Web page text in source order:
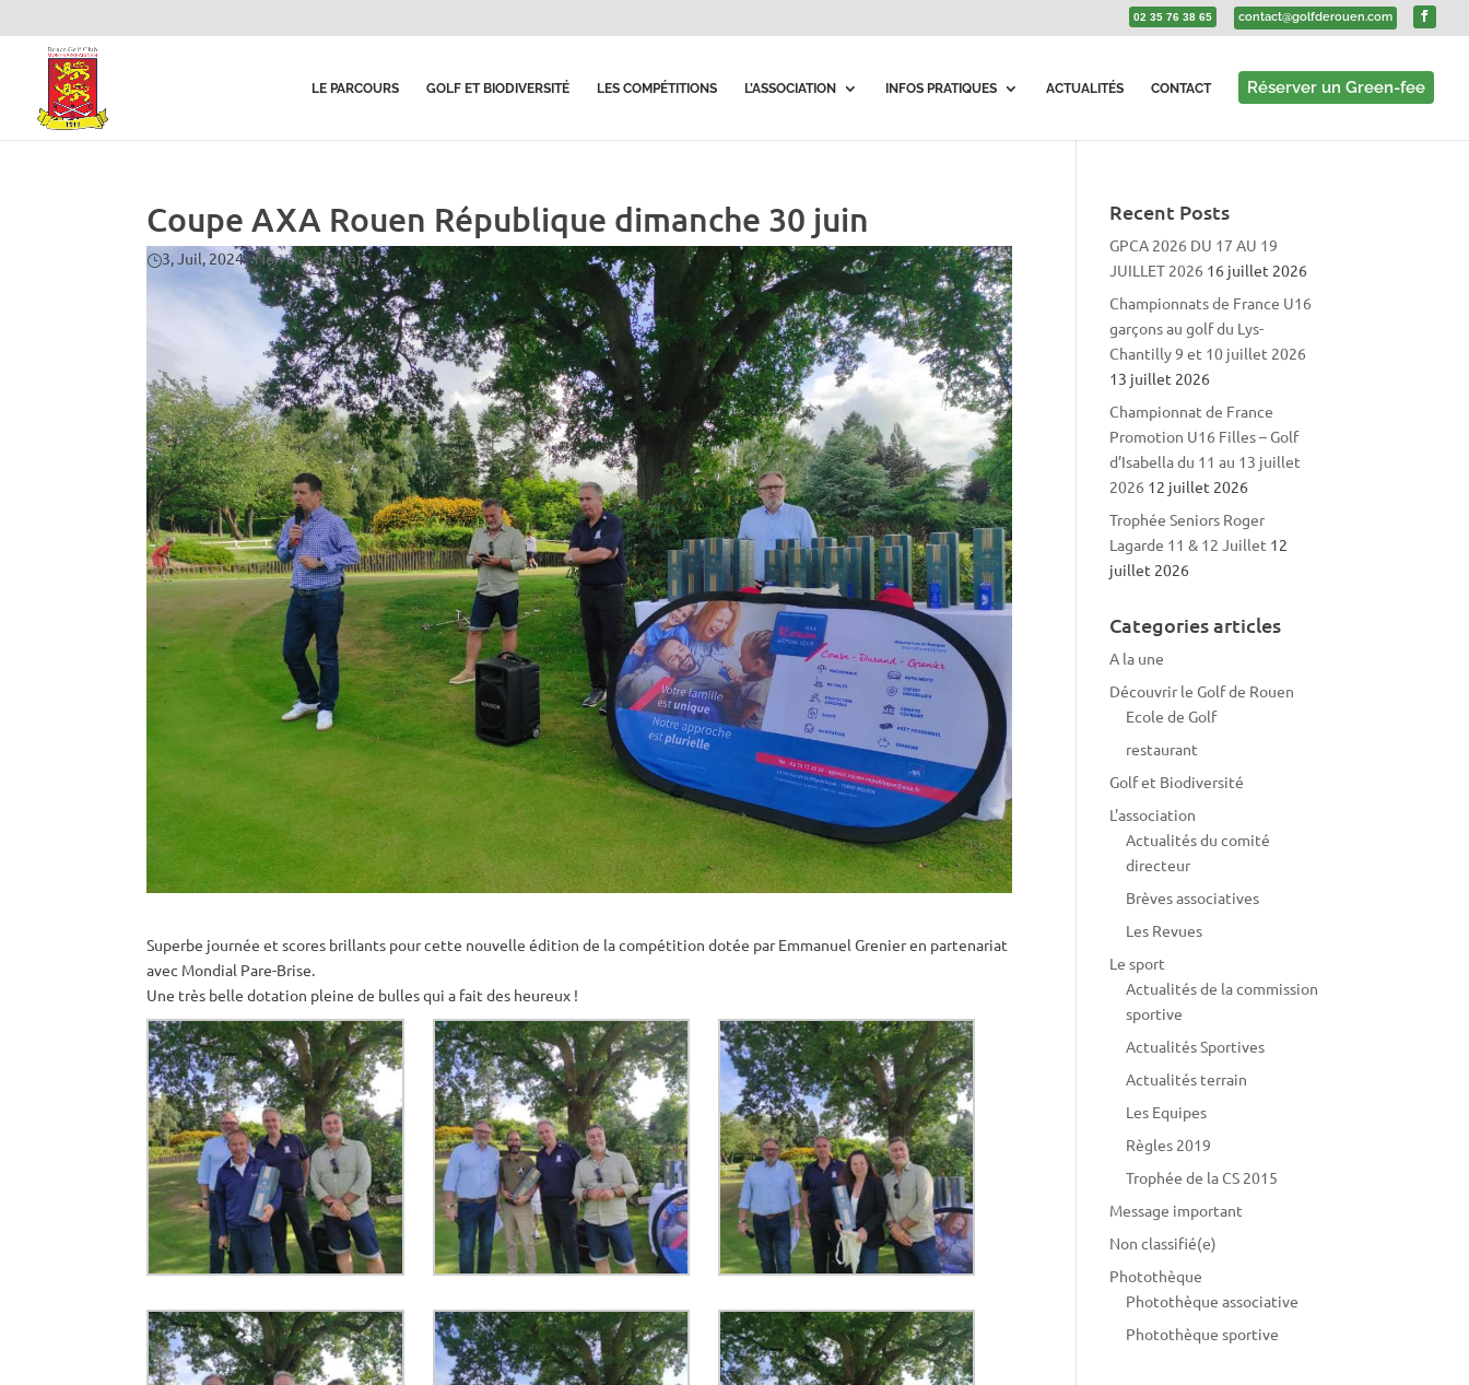
02 35 76 38 65 contact@golfderouen.com
LE PARCOURS GOLF ET BIODIVERSITÉ LES COMPÉTITIONS L’ASSOCIATION INFOS PRATIQUES ACTUALITÉS CONTACT Réserver un Green-fee
Coupe AXA Rouen République dimanche 30 juin
3, Juil, 2024|Non classifié(e)
Superbe journée et scores brillants pour cette nouvelle édition de la compétition dotée parEmmanuel Grenieren partenariat
avec Mondial Pare-Brise.
Une très belle dotation pleine de bulles qui a fait des heureux !
Recent Posts
GPCA 2026 DU 17 AU 19
JUILLET 2026 16 juillet 2026
Championnats de France U16
garçons au golf du Lys-
Chantilly 9 et 10 juillet 2026
13 juillet 2026
Championnat de France
Promotion U16 Filles – Golf
d’Isabella du 11 au 13 juillet
2026 12 juillet 2026
Trophée Seniors Roger
Lagarde 11 & 12 Juillet 12
juillet 2026
Categories articles
A la une
Découvrir le Golf de Rouen
Ecole de Golf
restaurant
Golf et Biodiversité
L'association
Actualités du comité
directeur
Brèves associatives
Les Revues
Le sport
Actualités de la commission
sportive
Actualités Sportives
Actualités terrain
Les Equipes
Règles 2019
Trophée de la CS 2015
Message important
Non classifié(e)
Photothèque
Photothèque associative
Photothèque sportive